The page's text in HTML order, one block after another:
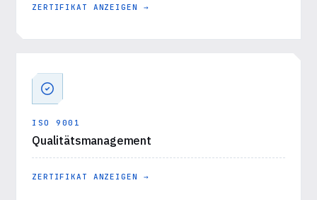
ZERTIFIKAT ANZEIGEN →
ISO 9001
Qualitätsmanagement
ZERTIFIKAT ANZEIGEN →